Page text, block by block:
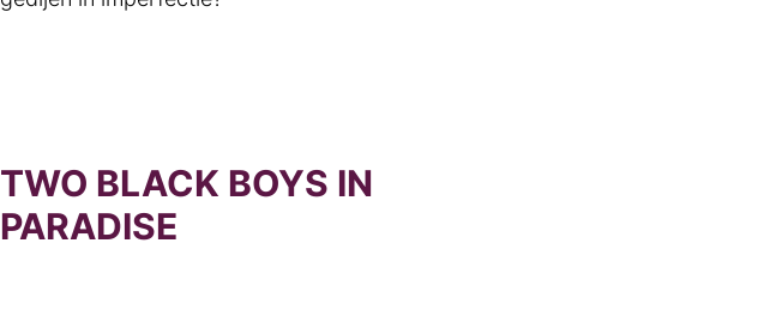
TWO BLACK BOYS IN
PARADISE